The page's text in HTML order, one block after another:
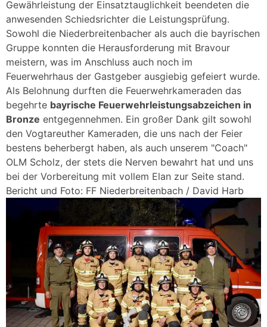
Gewährleistung der Einsatztauglichkeit beendeten die
anwesenden Schiedsrichter die Leistungsprüfung.
Sowohl die Niederbreitenbacher als auch die bayrischen
Gruppe konnten die Herausforderung mit Bravour
meistern, was im Anschluss auch noch im
Feuerwehrhaus der Gastgeber ausgiebig gefeiert wurde.
Als Belohnung durften die Feuerwehrkameraden das
begehrte bayrische Feuerwehrleistungsabzeichen in
Bronze entgegennehmen. Ein großer Dank gilt sowohl
den Vogtareuther Kameraden, die uns nach der Feier
bestens beherbergt haben, als auch unserem "Coach"
OLM Scholz, der stets die Nerven bewahrt hat und uns
bei der Vorbereitung mit vollem Elan zur Seite stand.
Bericht und Foto: FF Niederbreitenbach / David Harb